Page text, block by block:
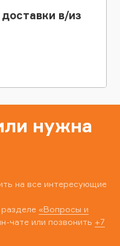
в/из
нужна
на все интересующие
«Вопросы и
чате или позвонить +7